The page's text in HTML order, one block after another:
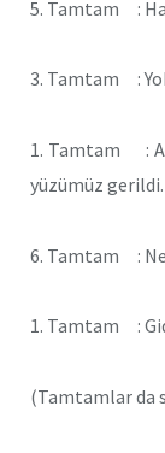
5. Tamtam :
3. Tamtam :
1. Tamtam :
yüzümüz gerildi.
6. Tamtam : Ne
1. Tamtam :
(Tamtamlar da